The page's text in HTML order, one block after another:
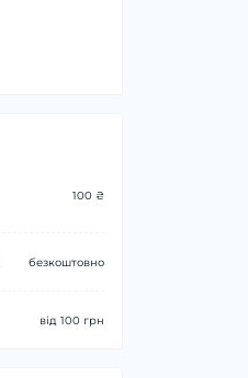
100 ₴
безкоштовно
від 100 грн